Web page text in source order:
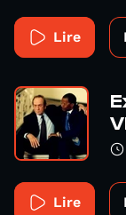
Lire
Lire